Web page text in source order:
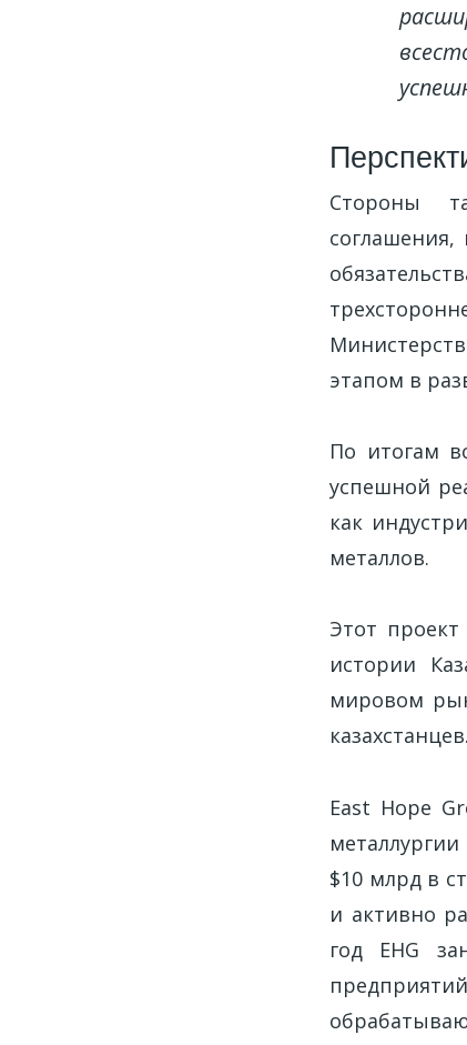
Стороны
соглашения,
этапом в
По итогам
успешной
как
металлов.
Этот
истории
мировом
казахстанцев.
East Hope
$10 млрд в
и активно
год EHG